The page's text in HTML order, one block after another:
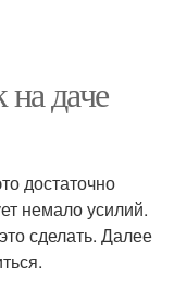
даче
достаточно
немало усилий.
сделать. Далее